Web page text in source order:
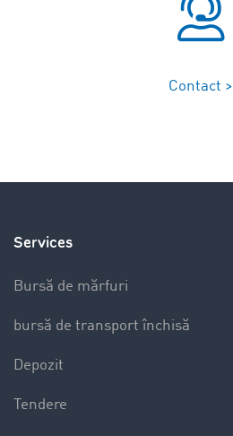
Contact >
Services
Bursă de mărfuri
bursă de transport închisă
Depozit
Tendere